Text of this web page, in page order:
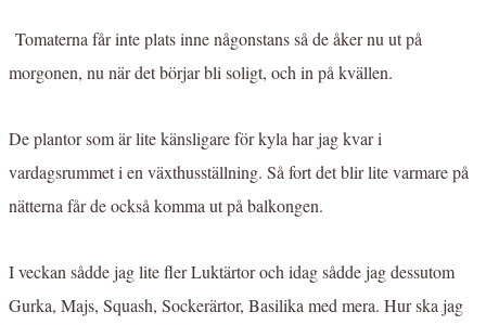
Tomaterna får inte plats inne någonstans så de åker nu ut på
morgonen, nu när det börjar bli soligt, och in på kvällen.
De plantor som är lite känsligare för kyla har jag kvar i
vardagsrummet i en växthusställning. Så fort det blir lite varmare på
nätterna får de också komma ut på balkongen.
I veckan sådde jag lite fler Luktärtor och idag sådde jag dessutom
Gurka, Majs, Squash, Sockerärtor, Basilika med mera. Hur ska jag